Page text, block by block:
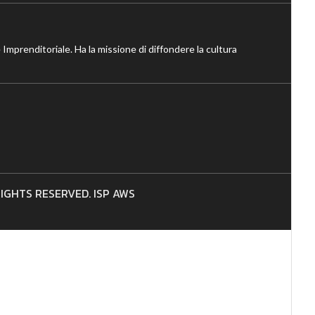
Ha la missione di diffondere la cultura
RESERVED. ISP AWS